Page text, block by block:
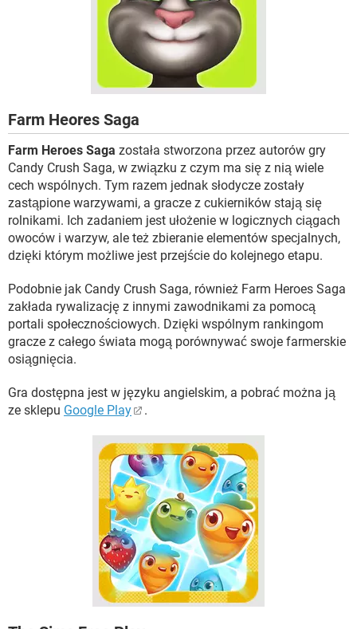
Farm Heores Saga
Farm Heroes Saga została stworzona przez autorów gry
Candy Crush Saga, w związku z czym ma się z nią wiele
cech wspólnych. Tym razem jednak słodycze zostały
zastąpione warzywami, a gracze z cukierników stają się
rolnikami. Ich zadaniem jest ułożenie w logicznych ciągach
owoców i warzyw, ale też zbieranie elementów specjalnych,
dzięki którym możliwe jest przejście do kolejnego etapu.
Podobnie jak Candy Crush Saga, również Farm Heroes Saga
zakłada rywalizację z innymi zawodnikami za pomocą
portali społecznościowych. Dzięki wspólnym rankingom
gracze z całego świata mogą porównywać swoje farmerskie
osiągnięcia.
Gra dostępna jest w języku angielskim, a pobrać można ją
ze sklepu Google Play .